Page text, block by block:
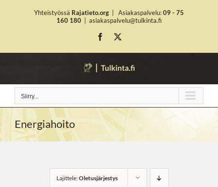
Yhteistyössä Rajatieto.org Asiakaspalvelu:09 - 75
160 180
asiakaspalvelu@tulkinta.fi
Facebook
Siirry...
Energiahoito
Lajittele:Oletusjärjestys